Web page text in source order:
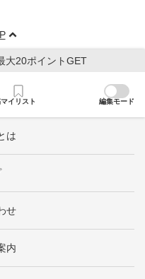
大20ポイントGET
マイリスト 編集モード
は
せ
内